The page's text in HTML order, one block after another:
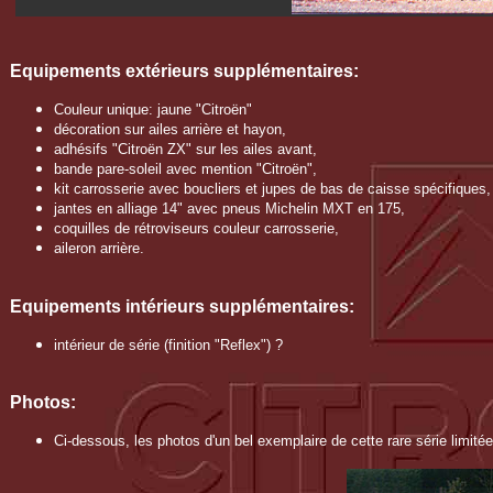
Equipements extérieurs supplémentaires:
Couleur unique: jaune "Citroën"
décoration sur ailes arrière et hayon,
adhésifs "Citroën ZX" sur les ailes avant,
bande pare-soleil avec mention "Citroën",
kit carrosserie avec boucliers et jupes de bas de caisse spécifiques,
jantes en alliage 14" avec pneus Michelin MXT en 175,
coquilles de rétroviseurs couleur carrosserie,
aileron arrière.
Equipements intérieurs supplémentaires:
intérieur de série (finition "Reflex") ?
Photos:
Ci-dessous, les photos d'un bel exemplaire de cette rare série